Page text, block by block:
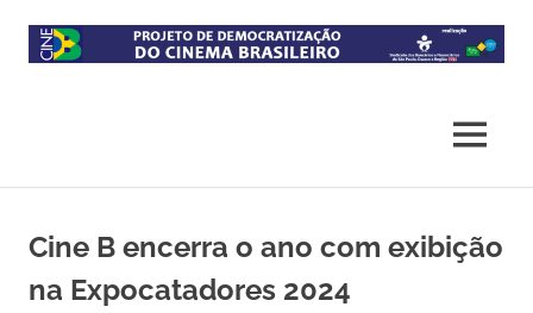
content
brasileiro
MENU
Cine B encerra o ano com exibição
na Expocatadores 2024